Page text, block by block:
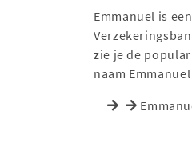
Emmanuel is
zie je de
naam